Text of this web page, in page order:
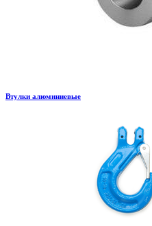
Втулки алюминиевые